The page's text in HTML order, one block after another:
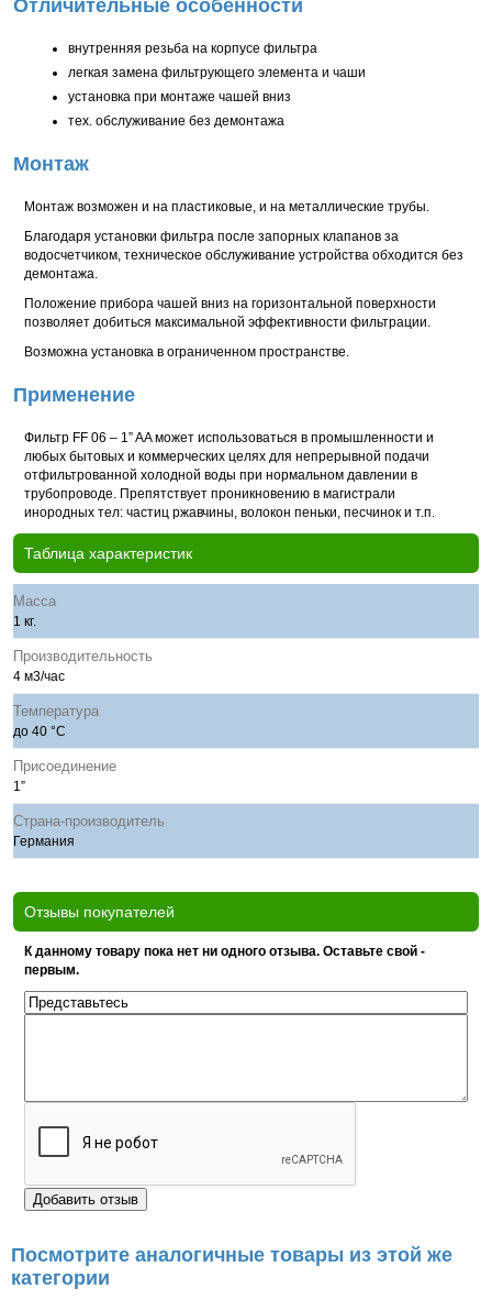
Отличительные особенности
внутренняя резьба на корпусе фильтра
легкая замена фильтрующего элемента и чаши
установка при монтаже чашей вниз
тех. обслуживание без демонтажа
Монтаж
Монтаж возможен и на пластиковые, и на металлические трубы.
Благодаря установки фильтра после запорных клапанов за
водосчетчиком, техническое обслуживание устройства обходится без
демонтажа.
Положение прибора чашей вниз на горизонтальной поверхности
позволяет добиться максимальной эффективности фильтрации.
Возможна установка в ограниченном пространстве.
Применение
Фильтр FF 06 – 1” AA может использоваться в промышленности и
любых бытовых и коммерческих целях для непрерывной подачи
отфильтрованной холодной воды при нормальном давлении в
трубопроводе. Препятствует проникновению в магистрали
инородных тел: частиц ржавчины, волокон пеньки, песчинок и т.п.
Таблица характеристик
Масса
1 кг.
Производительность
4 м3/час
Температура
до 40 °С
Присоединение
1”
Страна-производитель
Германия
Отзывы покупателей
К данному товару пока нет ни одного отзыва. Оставьте свой -
первым.
Посмотрите аналогичные товары из этой же
категории